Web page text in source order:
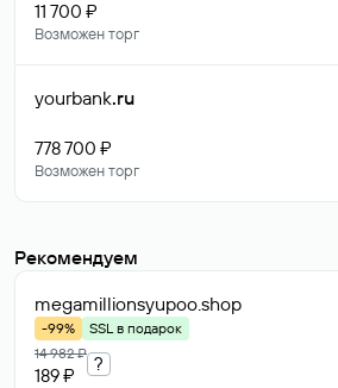
11 700 ₽
Возможен торг
yourbank.ru
778 700 ₽
Возможен торг
Рекомендуем
megamillionsyupoo.shop
-99%
SSL в подарок
14 982 ₽
189 ₽
?